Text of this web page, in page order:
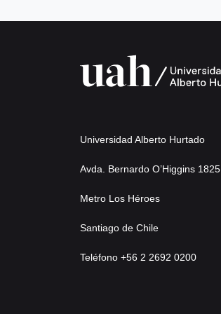
Universidad Alberto Hurtado
Avda. Bernardo O’Higgins 1825
Metro Los Héroes
Santiago de Chile
Teléfono +56 2 2692 0200